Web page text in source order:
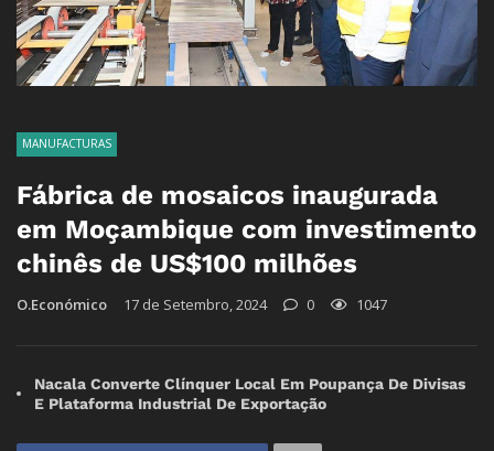
MANUFACTURAS
Fábrica de mosaicos inaugurada
em Moçambique com investimento
chinês de US$100 milhões
O.Económico 17 de Setembro, 2024 0 1047
Nacala Converte Clínquer Local Em Poupança De Divisas
E Plataforma Industrial De Exportação